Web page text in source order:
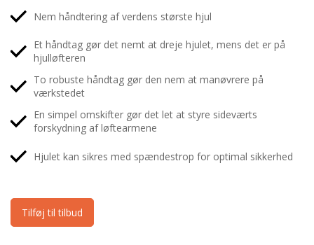
Nem håndtering af verdens største hjul
Et håndtag gør det nemt at dreje hjulet, mens det er på
hjulløfteren
To robuste håndtag gør den nem at manøvrere på
værkstedet
En simpel omskifter gør det let at styre sideværts
forskydning af løftearmene
Hjulet kan sikres med spændestrop for optimal sikkerhed
Tilføj til tilbud